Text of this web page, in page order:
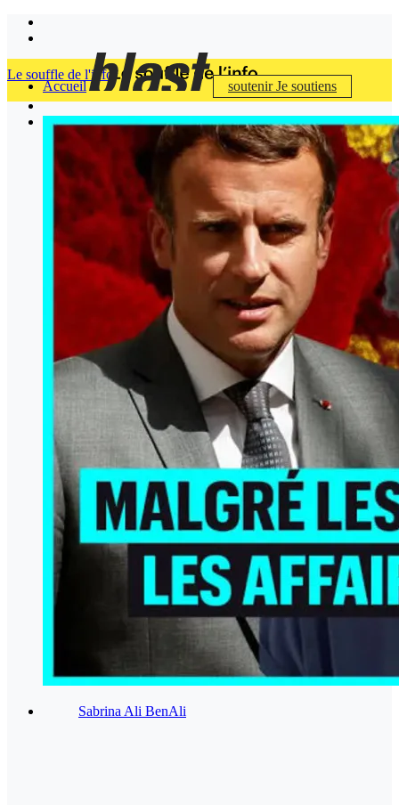
Accueil soutenirJe soutiens
Le souffle de l'info
Sabrina Ali BenAli